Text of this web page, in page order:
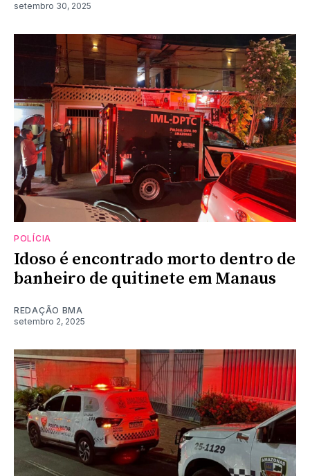
setembro 30, 2025
POLÍCIA
Idoso é encontrado morto dentro de
banheiro de quitinete em Manaus
REDAÇÃO BMA
setembro 2, 2025